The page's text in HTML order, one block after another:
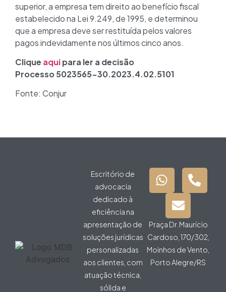
superior, a empresa tem direito ao benefício fiscal
estabelecido na Lei 9.249, de 1995, e determinou
que a empresa deve ser restituída pelos valores
pagos indevidamente nos últimos cinco anos.
Clique aquipara ler a decisão
Processo 5023565-30.2023.4.02.5101
Fonte: Conjur
Escritório de
advocacia
dedicado à
eficiência na
apresentação de
soluções jurídicas
personalizadas
aos clientes, com
atuação técnica,
sólida e
Praça Dr. Maurício
Cardoso, 170/302,
Moinhos de Vento,
Porto Alegre/RS